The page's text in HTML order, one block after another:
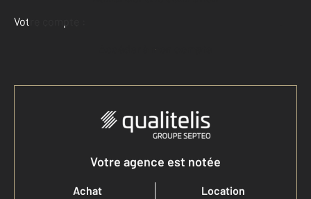
Votre compte :
Accéder à mon compte
Votre agence est notée
Achat
Location